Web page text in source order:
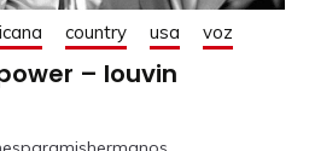
country usa voz
– louvin